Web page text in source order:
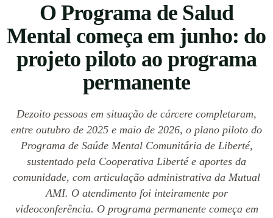
O Programa de Salud
Mental começa em junho: do
projeto piloto ao programa
permanente
Dezoito pessoas em situação de cárcere completaram,
entre outubro de 2025 e maio de 2026, o plano piloto do
Programa de Saúde Mental Comunitária de Liberté,
sustentado pela Cooperativa Liberté e aportes da
comunidade, com articulação administrativa da Mutual
AMI. O atendimento foi inteiramente por
videoconferência. O programa permanente começa em